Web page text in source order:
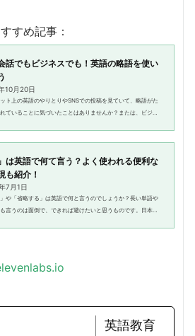
すめ記事：
話でもビジネスでも！英語の略語を使い
10月20日
ト上の英語のやりとりやSNSでの投稿を見ていて、略語がた
ていることに気づいたことはありませんか？または、ビジネ
は英語で何て言う？よく使われる便利な
も紹介！
7月1日
」や「省略する」は英語で何と言うのでしょうか？長い単語や
言うのは面倒で、できれば避けたいと思うものです。日本語
英語教育